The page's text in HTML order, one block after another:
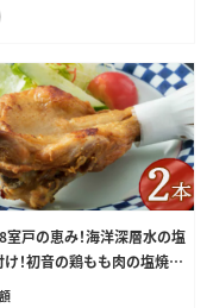
戸の恵み！海洋深層水の塩
！初音の鶏もも肉の塩焼き